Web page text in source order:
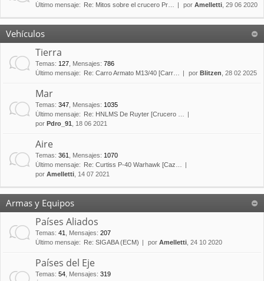
Último mensaje:
Re: Mitos sobre el crucero Pr… por Amelletti , 29 06 2020
Vehículos
Tierra
Temas: 127 Mensajes: 786
Último mensaje:
Re: Carro Armato M13/40 [Carr… por Blitzen , 28 02 2025
Mar
Temas: 347 Mensajes: 1035
Último mensaje:
Re: HNLMS De Ruyter [Crucero …
por Pdro_91 , 18 06 2021
Aire
Temas: 361 Mensajes: 1070
Último mensaje:
Re: Curtiss P-40 Warhawk [Caz…
por Amelletti , 14 07 2021
Armas y Equipos
Países Aliados
Temas: 41 Mensajes: 207
Último mensaje:
Re: SIGABA (ECM) por Amelletti , 24 10 2020
Países del Eje
Temas: 54 Mensajes: 319